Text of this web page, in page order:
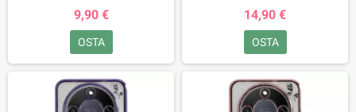
9,90 €
OSTA
14,90 €
OSTA